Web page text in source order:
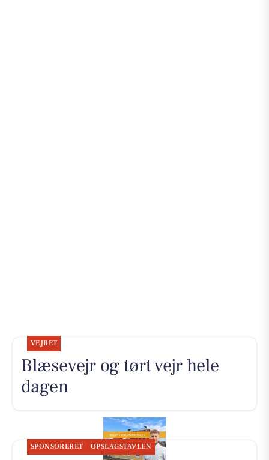
VEJRET
Blæsevejr og tørt vejr hele
dagen
SPONSORERET OPSLAGSTAVLEN